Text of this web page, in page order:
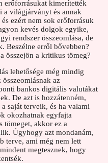
erőforrásukat kimerítették
a világjárványt és annak
ezért nem sok erőforrásuk
kevés dolgok egyike,
rendszer összeomlása, de
Beszélne erről bővebben?
összejön a kritikus tömeg?
lehetősége még mindig
az
bankos digitális valutákat
De azt is hozzátenném,
saját terveik, és ha valami
okozhatnak egyfajta
tömeget, akkor ez a
Úgyhogy azt mondanám,
terve, ami még nem lett
megtesznek, hogy